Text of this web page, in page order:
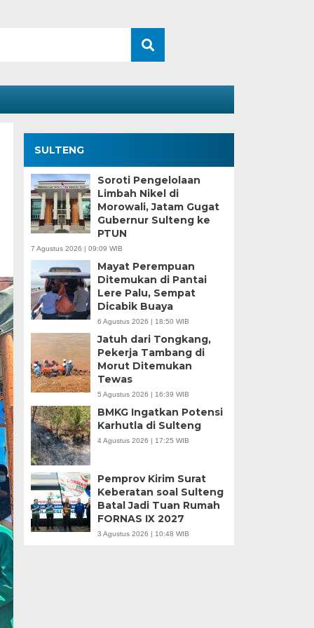
SULTENG
Soroti Pengelolaan
Limbah Nikel di
Morowali, Jatam Gugat
Gubernur Sulteng ke
PTUN
7 Agustus 2026 | 09:09 WIB
Mayat Perempuan
Ditemukan di Pantai
Lere Palu, Sempat
Dicabik Buaya
6 Agustus 2026 | 18:50 WIB
Jatuh dari Tongkang,
Pekerja Tambang di
Morut Ditemukan
Tewas
5 Agustus 2026 | 16:39 WIB
BMKG Ingatkan Potensi
Karhutla di Sulteng
4 Agustus 2026 | 17:25 WIB
Pemprov Kirim Surat
Keberatan soal Sulteng
Batal Jadi Tuan Rumah
FORNAS IX 2027
3 Agustus 2026 | 10:48 WIB